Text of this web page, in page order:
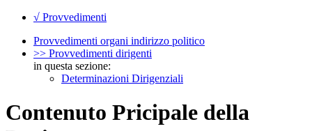
√ Provvedimenti
Provvedimenti organi indirizzo politico
>> Provvedimenti dirigenti
in questa sezione:
Determinazioni Dirigenziali
Contenuto Pricipale della